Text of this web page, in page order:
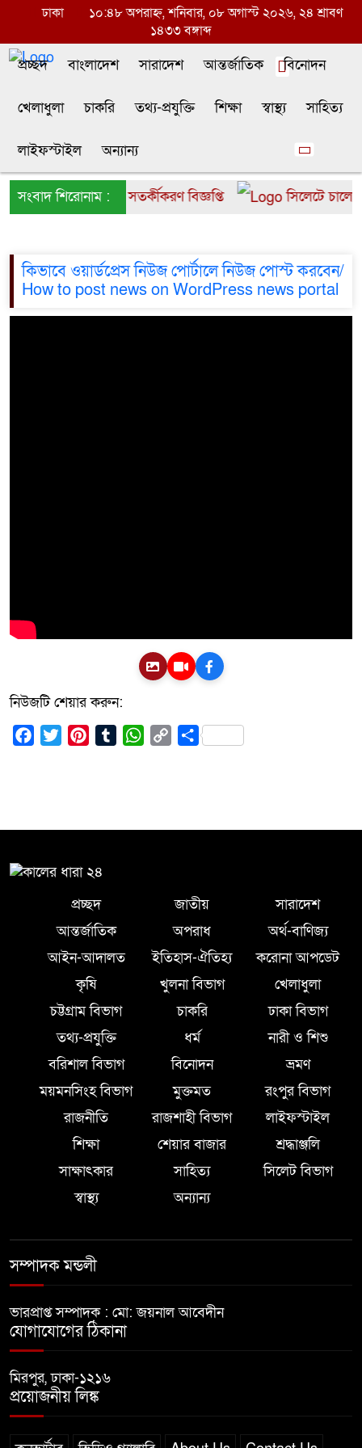
ঢাকা
১০:৪৮ অপরাহ্ন, শনিবার, ০৮ অগাস্ট ২০২৬, ২৪ শ্রাবণ
১৪৩৩ বঙ্গাব্দ
প্রচ্ছদ বাংলাদেশ সারাদেশ আন্তর্জাতিক বিনোদন
খেলাধুলা চাকরি তথ্য-প্রযুক্তি শিক্ষা স্বাস্থ্য সাহিত্য
লাইফস্টাইল অন্যান্য
সংবাদ শিরোনাম :
উপবৃত্তির টাকা নিয়ে সতর্কীকরণ বিজ্ঞপ্তি সিলেটে চালের
কিভাবে ওয়ার্ডপ্রেস নিউজ পোর্টালে নিউজ পোস্ট করবেন/
How to post news on WordPress news portal
নিউজটি শেয়ার করুন:
Facebook
Twitter PinterestTumblrWhatsApp
CopyShare
প্রচ্ছদ জাতীয়
সারাদেশ
আন্তর্জাতিক
অপরাধ
অর্থ-বাণিজ্য
আইন-আদালত
ইতিহাস-ঐতিহ্য
করোনা আপডেট
কৃষি
খুলনা বিভাগ
খেলাধুলা
চট্টগ্রাম বিভাগ
চাকরি
ঢাকা বিভাগ
তথ্য-প্রযুক্তি
ধর্ম
নারী ও শিশু
বরিশাল বিভাগ
বিনোদন
ভ্রমণ
ময়মনসিংহ বিভাগ
মুক্তমত
রংপুর বিভাগ
রাজনীতি
রাজশাহী বিভাগ
লাইফস্টাইল
শিক্ষা
শেয়ার বাজার
শ্রদ্ধাঞ্জলি
সাক্ষাৎকার
সাহিত্য
সিলেট বিভাগ
স্বাস্থ্য
অন্যান্য
সম্পাদক মন্ডলী
ভারপ্রাপ্ত সম্পাদক : মো: জয়নাল আবেদীন
যোগাযোগের ঠিকানা
মিরপুর, ঢাকা-১২১৬
প্রয়োজনীয় লিঙ্ক